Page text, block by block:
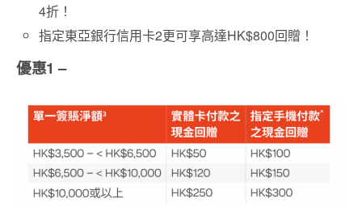
4折！
指定東亞銀行信用卡2更可享高達HK$800回贈！
優惠1 –